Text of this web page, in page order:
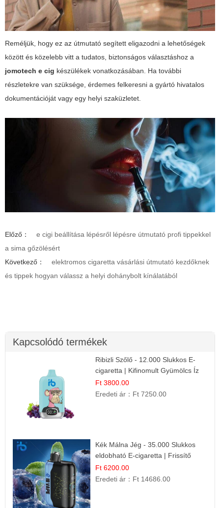
Reméljük, hogy ez az útmutató segített eligazodni a lehetőségek
között és közelebb vitt a tudatos, biztonságos választáshoz a
jomotech e cig készülékek vonatkozásában. Ha további
részletekre van szüksége, érdemes felkeresni a gyártó hivatalos
dokumentációját vagy egy helyi szaküzletet.
Előző：
e cigi beállítása lépésről lépésre útmutató profi tippekkel
a sima gőzölésért
Következő：
elektromos cigaretta vásárlási útmutató kezdőknek
és tippek hogyan válassz a helyi dohánybolt kínálatából
Kapcsolódó termékek
Ribizli Szőlő - 12.000 Slukkos E-
cigaretta | Kifinomult Gyümölcs Íz
Ft 3800.00
Eredeti ár： Ft 7250.00
Kék Málna Jég - 35.000 Slukkos
eldobható E-cigaretta | Frissítő
Ízélmény
Ft 6200.00
Eredeti ár： Ft 14686.00